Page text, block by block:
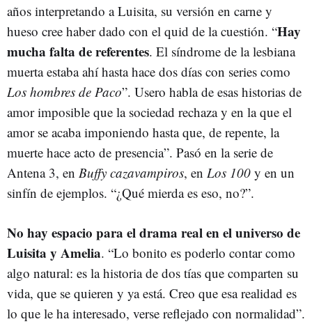
años interpretando a Luisita, su versión en carne y
hueso cree haber dado con el quid de la cuestión. “Hay
mucha falta de referentes. El síndrome de la lesbiana
muerta estaba ahí hasta hace dos días con series como
Los hombres de Paco”. Usero habla de esas historias de
amor imposible que la sociedad rechaza y en la que el
amor se acaba imponiendo hasta que, de repente, la
muerte hace acto de presencia”. Pasó en la serie de
Antena 3, en Buffy cazavampiros, en Los 100 y en un
sinfín de ejemplos. “¿Qué mierda es eso, no?”.
No hay espacio para el drama real en el universo de
Luisita y Amelia. “Lo bonito es poderlo contar como
algo natural: es la historia de dos tías que comparten su
vida, que se quieren y ya está. Creo que esa realidad es
lo que le ha interesado, verse reflejado con normalidad”.